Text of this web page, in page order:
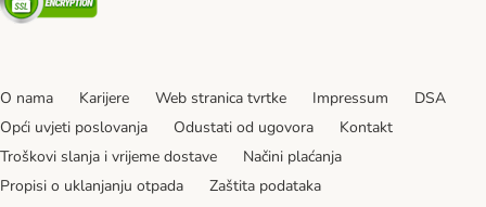
O nama Karijere Web stranica tvrtke Impressum
DSA
Opći uvjeti poslovanja
Odustati od ugovora
Kontakt
Troškovi slanja i vrijeme dostave
Načini plaćanja
Propisi o uklanjanju otpada
Zaštita podataka